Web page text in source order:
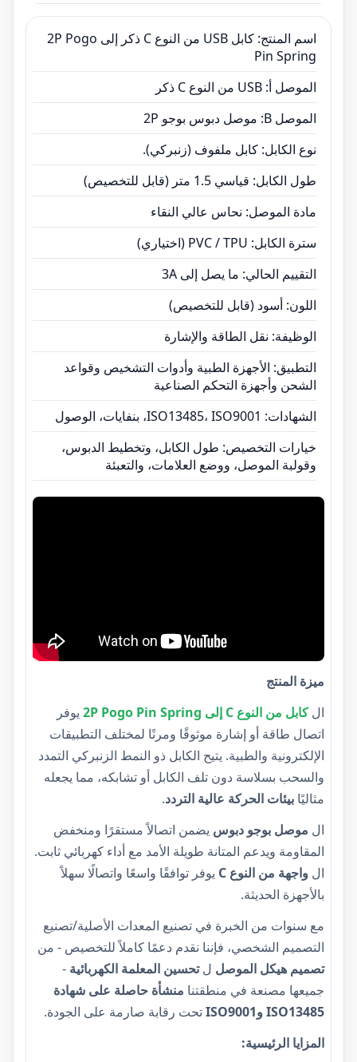
اسم المنتج: كابل USB من النوع C ذكر إلى 2P Pogo
Pin Spring
الموصل أ: USB من النوع C ذكر
الموصل B: موصل دبوس بوجو 2P
نوع الكابل: كابل ملفوف (زنبركي).
طول الكابل: قياسي 1.5 متر (قابل للتخصيص)
مادة الموصل: نحاس عالي النقاء
سترة الكابل: PVC / TPU (اختياري)
التقييم الحالي: ما يصل إلى 3A
اللون: أسود (قابل للتخصيص)
الوظيفة: نقل الطاقة والإشارة
التطبيق: الأجهزة الطبية وأدوات التشخيص وقواعد
الشحن وأجهزة التحكم الصناعية
الشهادات: ISO13485، ISO9001، بنفايات، الوصول
خيارات التخصيص: طول الكابل، وتخطيط الدبوس،
وقولبة الموصل، ووضع العلامات، والتعبئة
ميزة المنتج
الكابل من النوع C إلى 2P Pogo Pin Spring
يوفر
اتصال طاقة أو إشارة موثوقًا ومرنًا لمختلف التطبيقات
الإلكترونية والطبية. يتيح الكابل ذو النمط الزنبركي التمدد
والسحب بسلاسة دون تلف الكابل أو تشابكه، مما يجعله
مثاليًا بيئات الحركة عالية التردد.
ال موصل بوجو دبوس يضمن اتصالاً مستقرًا ومنخفض
المقاومة ويدعم المتانة طويلة الأمد مع أداء كهربائي ثابت.
ال واجهة من النوع C
يوفر توافقًا واسعًا واتصالًا سهلاً
بالأجهزة الحديثة.
مع سنوات من الخبرة في تصنيع المعدات الأصلية/تصنيع
التصميم الشخصي، فإننا نقدم دعمًا كاملاً للتخصيص - من
تصميم هيكل الموصل لتحسين المعلمة الكهربائية -
جميعها مصنعة في منطقتنا منشأة حاصلة على شهادة
ISO13485 وISO9001
تحت رقابة صارمة على الجودة.
المزايا الرئيسية: